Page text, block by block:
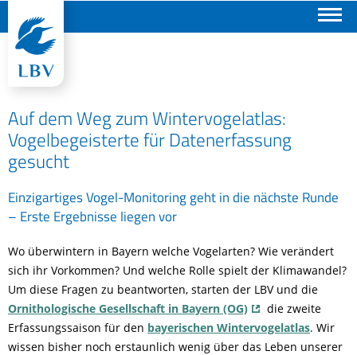
Auf dem Weg zum Wintervogelatlas:
Vogelbegeisterte für Datenerfassung
gesucht
Einzigartiges Vogel-Monitoring geht in die nächste Runde
– Erste Ergebnisse liegen vor
Wo überwintern in Bayern welche Vogelarten? Wie verändert
sich ihr Vorkommen? Und welche Rolle spielt der Klimawandel?
Um diese Fragen zu beantworten, starten der LBV und die
Ornithologische Gesellschaft in Bayern (OG)
die zweite
Erfassungssaison für den bayerischen Wintervogelatlas. Wir
wissen bisher noch erstaunlich wenig über das Leben unserer